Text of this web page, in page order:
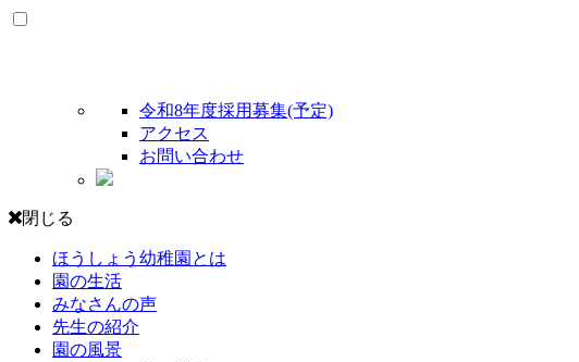
令和8年度採用募集(予定)
アクセス
お問い合わせ
閉じる
ほうしょう幼稚園とは
園の生活
みなさんの声
先生の紹介
園の風景